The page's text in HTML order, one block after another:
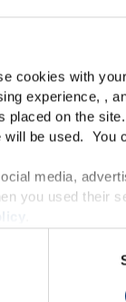
cookies with
experience, ,
placed on the
be used. You
media,
you used their
supplement
all over
do not
your country
The
prevent any